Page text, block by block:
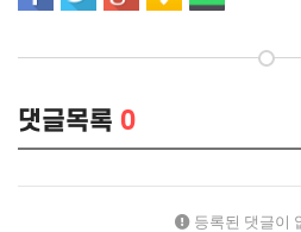
댓글목록 0
등록된 댓글이